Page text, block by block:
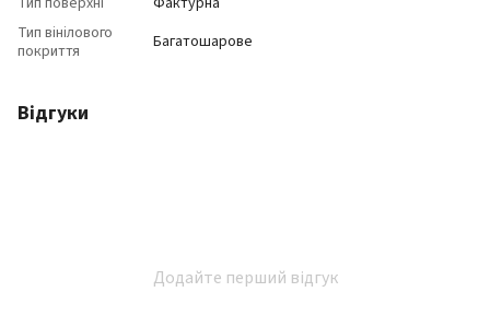
Тип вінілового
покриття
Багатошарове
Відгуки
Додайте перший відгук